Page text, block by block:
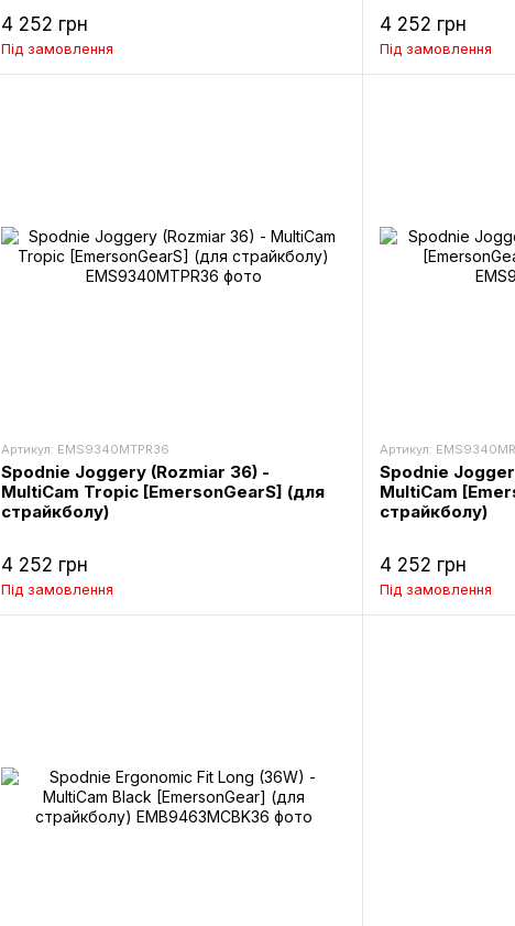
4 252 грн
Під замовлення
4 252 грн
Під замовлення
Артикул: EMS9340MTPR36
Spodnie Joggery (Rozmiar 36) -
MultiCam Tropic [EmersonGearS] (для
страйкболу)
4 252 грн
Під замовлення
Артикул:
Spodnie
MultiCam
страйкболу)
4 252 грн
Під замовлення